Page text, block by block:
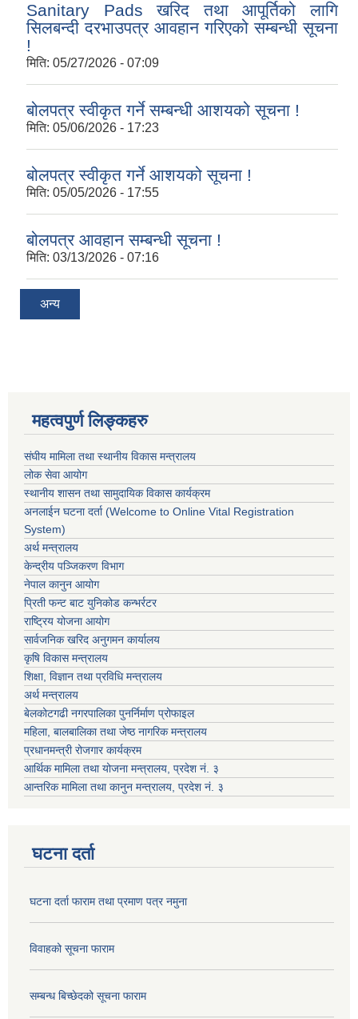
Sanitary Pads खरिद तथा आपूर्तिको लागि
सिलबन्दी दरभाउपत्र आवहान गरिएको सम्बन्धी सूचना
!
मिति: 05/27/2026 - 07:09
बोलपत्र स्वीकृत गर्ने सम्बन्धी आशयको सूचना !
मिति: 05/06/2026 - 17:23
बोलपत्र स्वीकृत गर्ने आशयको सूचना !
मिति: 05/05/2026 - 17:55
बोलपत्र आवहान सम्बन्धी सूचना !
मिति: 03/13/2026 - 07:16
अन्य
महत्वपुर्ण लिङ्कहरु
संघीय मामिला तथा स्थानीय विकास मन्त्रालय
लोक सेवा आयोग
स्थानीय शासन तथा सामुदायिक विकास कार्यक्रम
अनलाईन घटना दर्ता (Welcome to Online Vital Registration
System)
अर्थ मन्त्रालय
केन्द्रीय पञ्जिकरण विभाग
नेपाल कानुन आयोग
प्रिती फन्ट बाट युनिकोड कन्भर्रटर
राष्ट्रिय योजना आयोग
सार्वजनिक खरिद अनुगमन कार्यालय
कृषि विकास मन्त्रालय
शिक्षा, विज्ञान तथा प्रविधि मन्त्रालय
अर्थ मन्त्रालय
बेलकोटगढी नगरपालिका पुनर्निर्माण प्रोफाइल
महिला, बालबालिका तथा जेष्ठ नागरिक मन्त्रालय
प्रधानमन्त्री रोजगार कार्यक्रम
आर्थिक मामिला तथा योजना मन्त्रालय, प्रदेश नं. ३
आन्तरिक मामिला तथा कानुन मन्त्रालय, प्रदेश नं. ३
घटना दर्ता
घटना दर्ता फाराम तथा प्रमाण पत्र नमुना
विवाहको सूचना फाराम
सम्बन्ध बिच्छेदको सूचना फाराम